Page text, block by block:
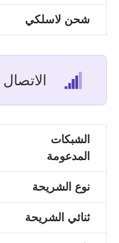
شحن لاسلكي
الشبكات
المدعومة
نوع الشريحة
ثنائي الشريحة